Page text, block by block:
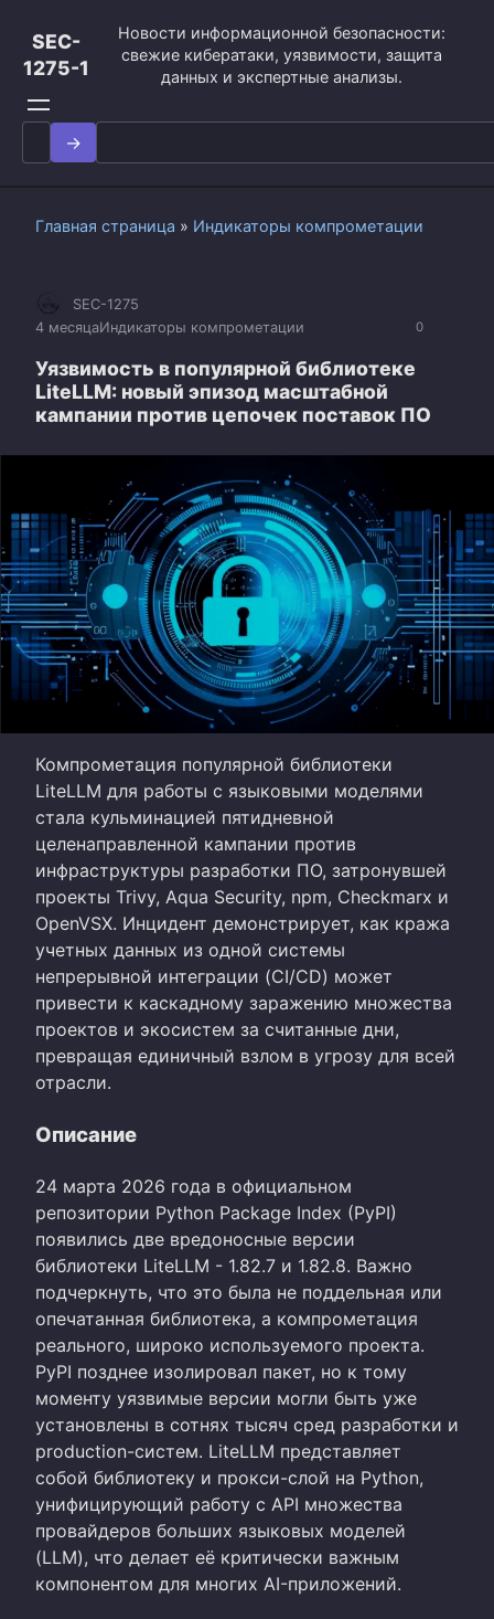
контенту
SEC-
1275-1
Новости информационной безопасности:
свежие кибератаки, уязвимости, защита
данных и экспертные анализы.
Search
for:
Главная страница » Индикаторы компрометации
0
SEC-1275
4 месяцаИндикаторы компрометации
Уязвимость в популярной библиотеке
LiteLLM: новый эпизод масштабной
кампании против цепочек поставок ПО
Компрометация популярной библиотеки
LiteLLM для работы с языковыми моделями
стала кульминацией пятидневной
целенаправленной кампании против
инфраструктуры разработки ПО, затронувшей
проекты Trivy, Aqua Security, npm, Checkmarx и
OpenVSX. Инцидент демонстрирует, как кража
учетных данных из одной системы
непрерывной интеграции (CI/CD) может
привести к каскадному заражению множества
проектов и экосистем за считанные дни,
превращая единичный взлом в угрозу для всей
отрасли.
Описание
24 марта 2026 года в официальном
репозитории Python Package Index (PyPI)
появились две вредоносные версии
библиотеки LiteLLM - 1.82.7 и 1.82.8. Важно
подчеркнуть, что это была не поддельная или
опечатанная библиотека, а компрометация
реального, широко используемого проекта.
PyPI позднее изолировал пакет, но к тому
моменту уязвимые версии могли быть уже
установлены в сотнях тысяч сред разработки и
production-систем. LiteLLM представляет
собой библиотеку и прокси-слой на Python,
унифицирующий работу с API множества
провайдеров больших языковых моделей
(LLM), что делает её критически важным
компонентом для многих AI-приложений.